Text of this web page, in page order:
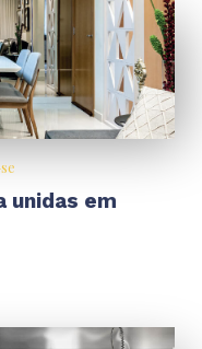
unidas em